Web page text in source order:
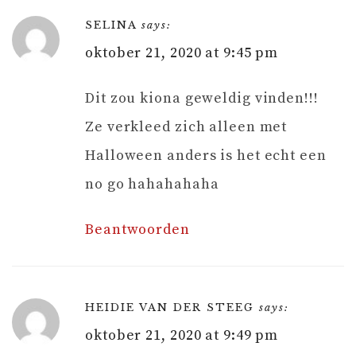
SELINA says:
oktober 21, 2020 at 9:45 pm
Dit zou kiona geweldig vinden!!!
Ze verkleed zich alleen met
Halloween anders is het echt een
no go hahahahaha
Beantwoorden
HEIDIE VAN DER STEEG says:
oktober 21, 2020 at 9:49 pm